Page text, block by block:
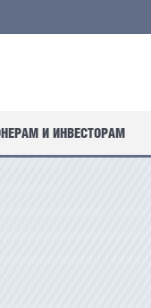
И ИНВЕСТОРАМ